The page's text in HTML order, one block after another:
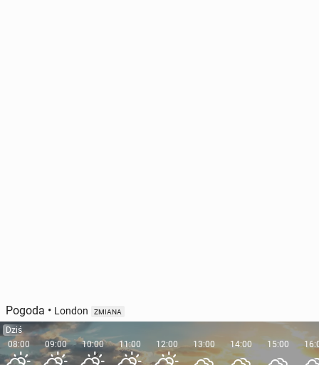
Pogoda • London ZMIANA
Dziś
08:00
09:00 10:00 11:00 12:00 13:00 14:00 15:00